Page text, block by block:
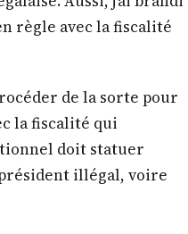
règle avec la fiscalité
de la sorte pour
la fiscalité qui
doit statuer
illégal, voire